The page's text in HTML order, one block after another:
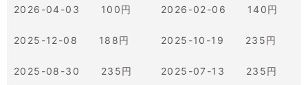
2026-04-03 100円 2026-02-06 140円
2025-12-08 188円 2025-10-19 235円
2025-08-30 235円 2025-07-13 235円